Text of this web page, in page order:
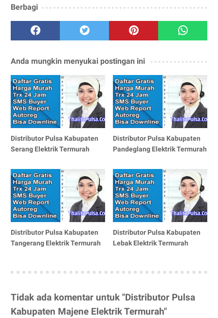
Berbagi
Anda mungkin menyukai postingan ini
Distributor Pulsa Kabupaten
Serang Elektrik Termurah
Distributor Pulsa Kabupaten
Pandeglang Elektrik Termurah
Distributor Pulsa Kabupaten
Tangerang Elektrik Termurah
Distributor Pulsa Kabupaten
Lebak Elektrik Termurah
Tidak ada komentar untuk "Distributor Pulsa
Kabupaten Majene Elektrik Termurah"